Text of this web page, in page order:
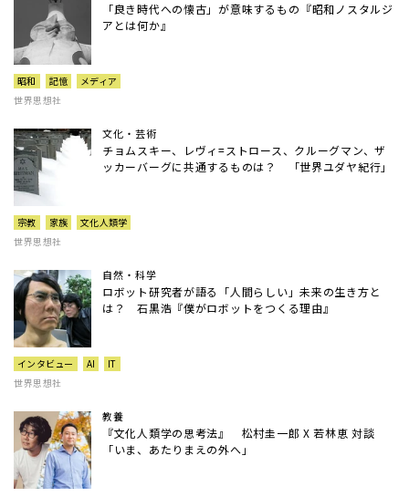
「良き時代への懐古」が意味するもの――『昭和ノスタルジ
アとは何か』
昭和 記憶
メディア
世界思想社
文化・芸術
チョムスキー、レヴィ=ストロース、クルーグマン、ザ
ッカーバーグに共通するものは？ 「世界ユダヤ紀行」
宗教 家族
文化人類学
世界思想社
自然・科学
ロボット研究者が語る「人間らしい」未来の生き方と
は？ 石黒浩『僕がロボットをつくる理由』
インタビュー AI
IT
世界思想社
教養
『文化人類学の思考法』 松村圭一郎 X 若林恵 対談
「いま、あたりまえの外へ」